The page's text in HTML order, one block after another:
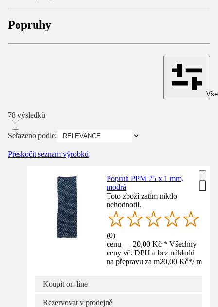
Popruhy
78 výsledků
Seřazeno podle:
Přeskočit seznam výrobků
Popruh PPM 25 x 1 mm,
modrá
Toto zboží zatím nikdo
nehodnotil.
(0)
cenu — 20,00 Kč * Všechny
ceny vč. DPH a bez nákladů
na přepravu za m20,00 Kč*/ m
Koupit on-line
Rezervovat v prodejně